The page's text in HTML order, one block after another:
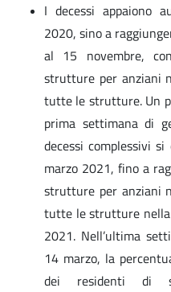
I decessi appaiono
2020, sino a
al 15 novembre,
strutture per anziani
tutte le strutture. Un
prima settimana di
decessi complessivi
marzo 2021, fino a
strutture per anziani
tutte le strutture nella
2021. Nell’ultima
14 marzo, la
dei residenti di